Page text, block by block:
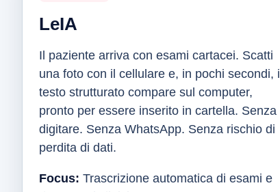
LeIA
Il paziente arriva con esami cartacei. Scatti
una foto con il cellulare e, in pochi secondi, il
testo strutturato compare sul computer,
pronto per essere inserito in cartella. Senza
digitare. Senza WhatsApp. Senza rischio di
perdita di dati.
Focus: Trascrizione automatica di esami e